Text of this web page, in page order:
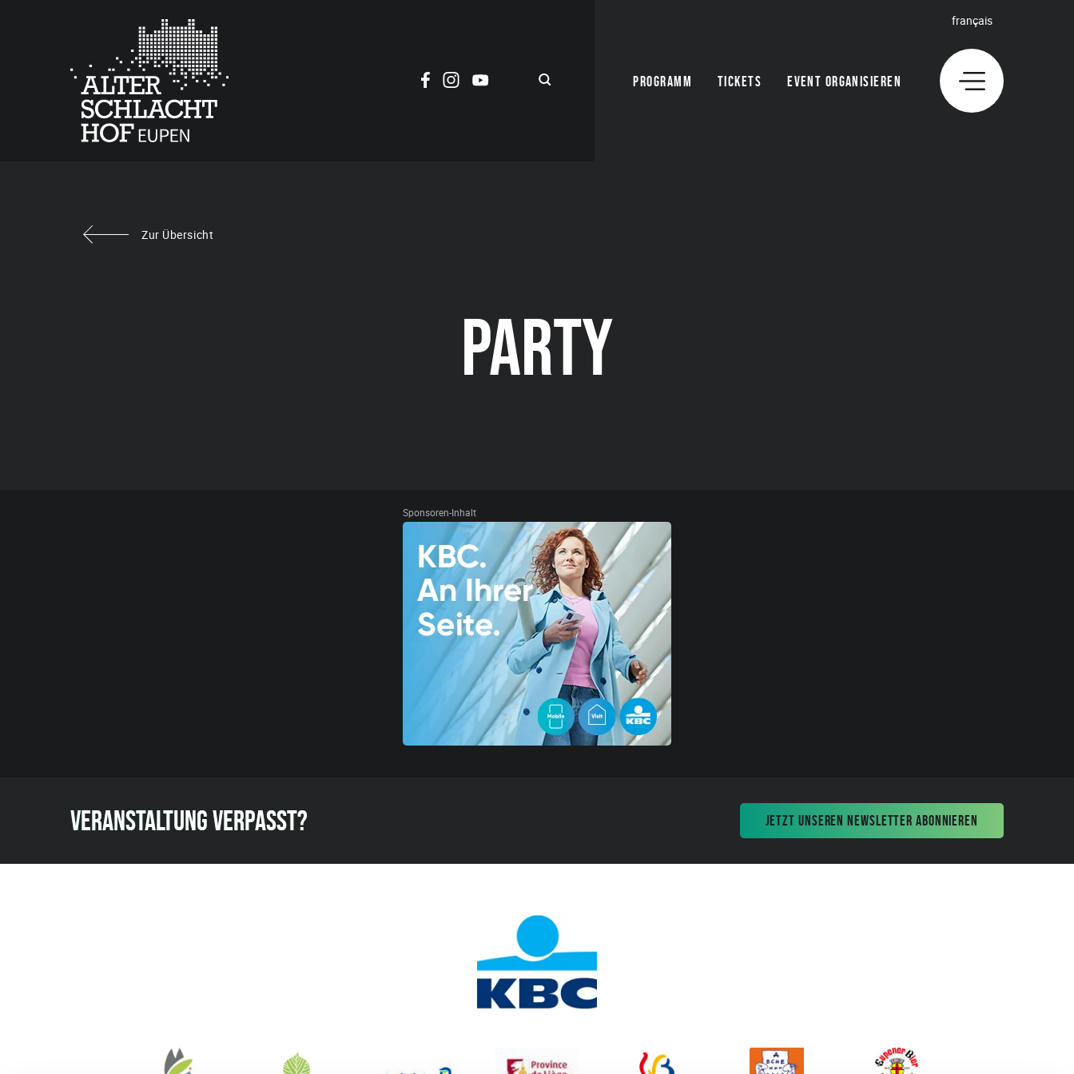
PROGRAMM TICKETS EVENT ORGANISIEREN
français
Zur Übersicht
PARTY
Sponsoren-Inhalt
VERANSTALTUNG VERPASST? JETZT UNSEREN NEWSLETTER ABONNIEREN